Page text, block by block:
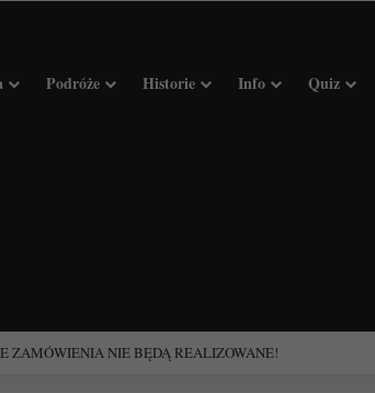
Podróże Historie Info Quiz
Francji.